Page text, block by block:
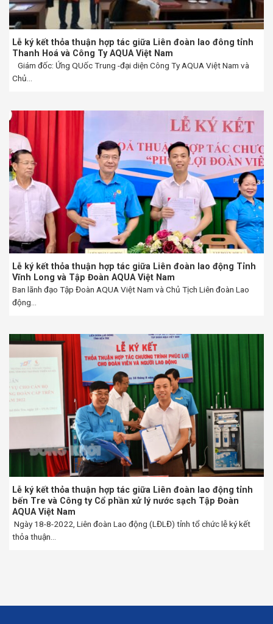
Lễ ký kết thỏa thuận hợp tác giữa Liên đoàn lao đông tỉnh
Thanh Hoá và Công Ty AQUA Việt Nam
Giám đốc: Ứng QUốc Trung -đại diện Công Ty AQUA Việt Nam và
Chủ...
Lễ ký kết thỏa thuận hợp tác giữa Liên đoàn lao động Tỉnh
Vĩnh Long và Tập Đoàn AQUA Việt Nam
Ban lãnh đạo Tập Đoàn AQUA Việt Nam và Chủ Tịch Liên đoàn Lao
động...
Lễ ký kết thỏa thuận hợp tác giữa Liên đoàn lao động tỉnh
bến Tre và Công ty Cổ phần xử lý nước sạch Tập Đoàn
AQUA Việt Nam
Ngày 18-8-2022, Liên đoàn Lao động (LĐLĐ) tỉnh tổ chức lễ ký kết
thỏa thuận...